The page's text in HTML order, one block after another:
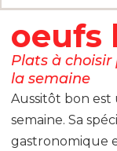
oeufs
Plats à
la semaine
Aussitôt bon est
semaine. Sa
gastronomique